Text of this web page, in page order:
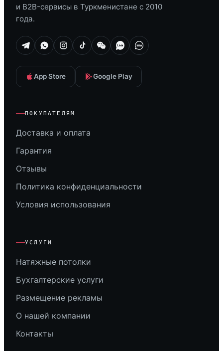
и B2B-сервисы в Туркменистане с 2010
года.
App Store Google Play
ПОКУПАТЕЛЯМ
Доставка и оплата
Гарантия
Отзывы
Политика конфиденциальности
Условия использования
УСЛУГИ
Натяжные потолки
Бухгалтерские услуги
Размещение рекламы
О нашей компании
Контакты